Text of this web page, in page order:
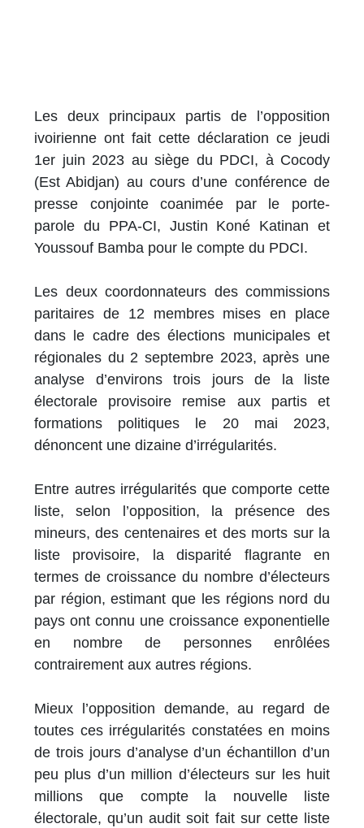
Les deux principaux partis de l’opposition
ivoirienne ont fait cette déclaration ce jeudi
1er juin 2023 au siège du PDCI, à Cocody
(Est Abidjan) au cours d’une conférence de
presse conjointe coanimée par le porte-
parole du PPA-CI, Justin Koné Katinan et
Youssouf Bamba pour le compte du PDCI.
Les deux coordonnateurs des commissions
paritaires de 12 membres mises en place
dans le cadre des élections municipales et
régionales du 2 septembre 2023, après une
analyse d’environs trois jours de la liste
électorale provisoire remise aux partis et
formations politiques le 20 mai 2023,
dénoncent une dizaine d’irrégularités.
Entre autres irrégularités que comporte cette
liste, selon l’opposition, la présence des
mineurs, des centenaires et des morts sur la
liste provisoire, la disparité flagrante en
termes de croissance du nombre d’électeurs
par région, estimant que les régions nord du
pays ont connu une croissance exponentielle
en nombre de personnes enrôlées
contrairement aux autres régions.
Mieux l’opposition demande, au regard de
toutes ces irrégularités constatées en moins
de trois jours d’analyse d’un échantillon d’un
peu plus d’un million d’électeurs sur les huit
millions que compte la nouvelle liste
électorale, qu’un audit soit fait sur cette liste